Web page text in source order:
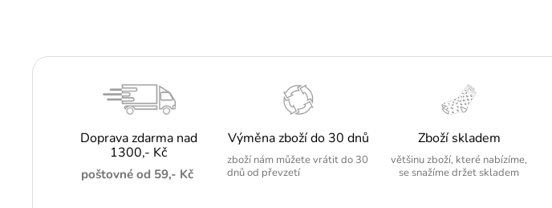
Doprava zdarma nad
1300,- Kč
poštovné od 59,- Kč
Výměna zboží do 30 dnů
zboží nám můžete vrátit do 30
dnů od převzetí
Zboží skladem
většinu zboží, které nabízíme,
se snažíme držet skladem